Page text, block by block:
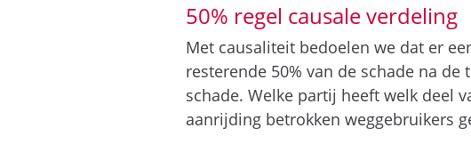
50% regel causale verdeling
Met causaliteit bedoelen we dat er
resterende 50% van de schade na
schade. Welke partij heeft welk deel
aanrijding betrokken weggebruikers